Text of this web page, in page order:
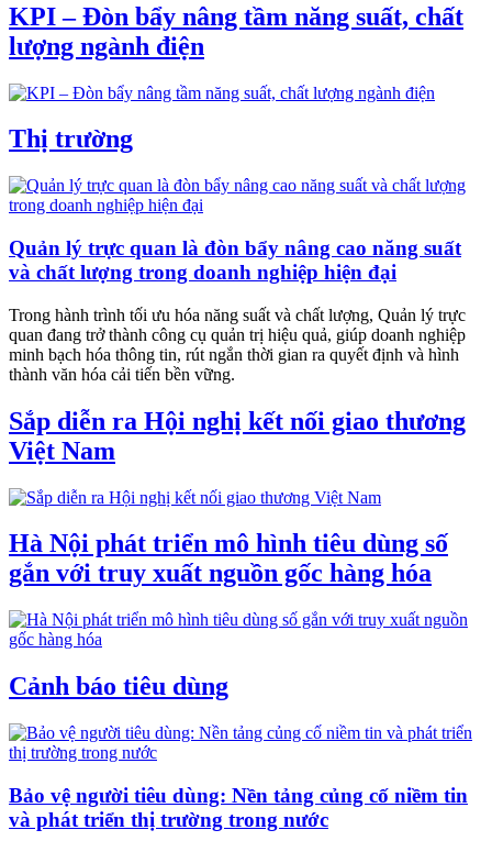
KPI – Đòn bẩy nâng tầm năng suất, chất
lượng ngành điện
Thị trường
Quản lý trực quan là đòn bẩy nâng cao năng suất
và chất lượng trong doanh nghiệp hiện đại
Trong hành trình tối ưu hóa năng suất và chất lượng, Quản lý trực
quan đang trở thành công cụ quản trị hiệu quả, giúp doanh nghiệp
minh bạch hóa thông tin, rút ngắn thời gian ra quyết định và hình
thành văn hóa cải tiến bền vững.
Sắp diễn ra Hội nghị kết nối giao thương
Việt Nam
Hà Nội phát triển mô hình tiêu dùng số
gắn với truy xuất nguồn gốc hàng hóa
Cảnh báo tiêu dùng
Bảo vệ người tiêu dùng: Nền tảng củng cố niềm tin
và phát triển thị trường trong nước